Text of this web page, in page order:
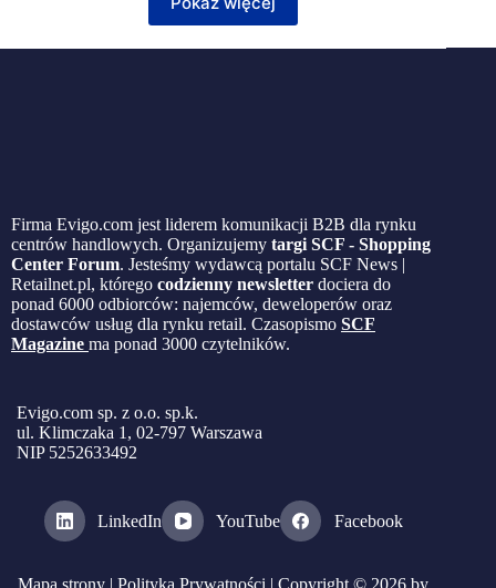
Firma Evigo.com jest liderem komunikacji B2B dla rynku
centrów handlowych. Organizujemy targi SCF - Shopping
Center Forum. Jesteśmy wydawcą portalu SCF News |
Retailnet.pl, którego codzienny newsletter dociera do
ponad 6000 odbiorców: najemców, deweloperów oraz
dostawców usług dla rynku retail. Czasopismo SCF
Magazine ma ponad 3000 czytelników.
Evigo.com sp. z o.o. sp.k.
ul. Klimczaka 1, 02-797 Warszawa
NIP 5252633492
LinkedIn YouTube Facebook